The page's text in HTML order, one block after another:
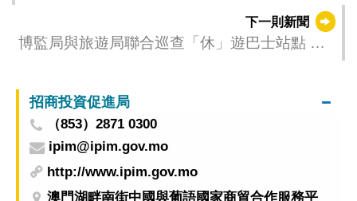
區） 頒獎典禮及文化局公共圖書館義工嘉許禮
圓滿舉行
下一則新聞
博監局與旅遊局聯合巡查「休」遊巴士站點 確
招商投資促進局
（853）2871 0300
ipim@ipim.gov.mo
http://www.ipim.gov.mo
澳門湖畔南街中國與葡語國家商貿合作服務平